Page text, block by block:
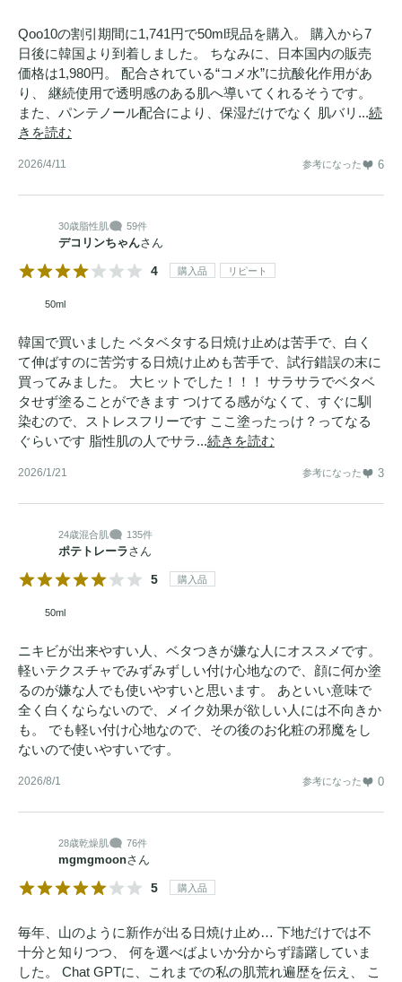
Qoo10の割引期間に1,741円で50ml現品を購入。 購入から7
日後に韓国より到着しました。 ちなみに、日本国内の販売
価格は1,980円。 配合されている“コメ水”に抗酸化作用があ
り、 継続使用で透明感のある肌へ導いてくれるそうです。
また、パンテノール配合により、保湿だけでなく 肌バリ...続
きを読む
2026/4/11 参考になった 6
30歳脂性肌 59件
デコリンちゃんさん
4 購入品 リピート
50ml
韓国で買いました ベタベタする日焼け止めは苦手で、白く
て伸ばすのに苦労する日焼け止めも苦手で、試行錯誤の末に
買ってみました。 大ヒットでした！！！ サラサラでベタベ
タせず塗ることができます つけてる感がなくて、すぐに馴
染むので、ストレスフリーです ここ塗ったっけ？ってなる
ぐらいです 脂性肌の人でサラ...続きを読む
2026/1/21 参考になった 3
24歳混合肌 135件
ポテトレーラさん
5 購入品
50ml
ニキビが出来やすい人、ベタつきが嫌な人にオススメです。
軽いテクスチャでみずみずしい付け心地なので、顔に何か塗
るのが嫌な人でも使いやすいと思います。 あといい意味で
全く白くならないので、メイク効果が欲しい人には不向きか
も。 でも軽い付け心地なので、その後のお化粧の邪魔をし
ないので使いやすいです。
2026/8/1 参考になった 0
28歳乾燥肌 76件
mgmgmoonさん
5 購入品
毎年、山のように新作が出る日焼け止め… 下地だけでは不
十分と知りつつ、 何を選べばよいか分からず躊躇していま
した。 Chat GPTに、これまでの私の肌荒れ遍歴を伝え、 こ